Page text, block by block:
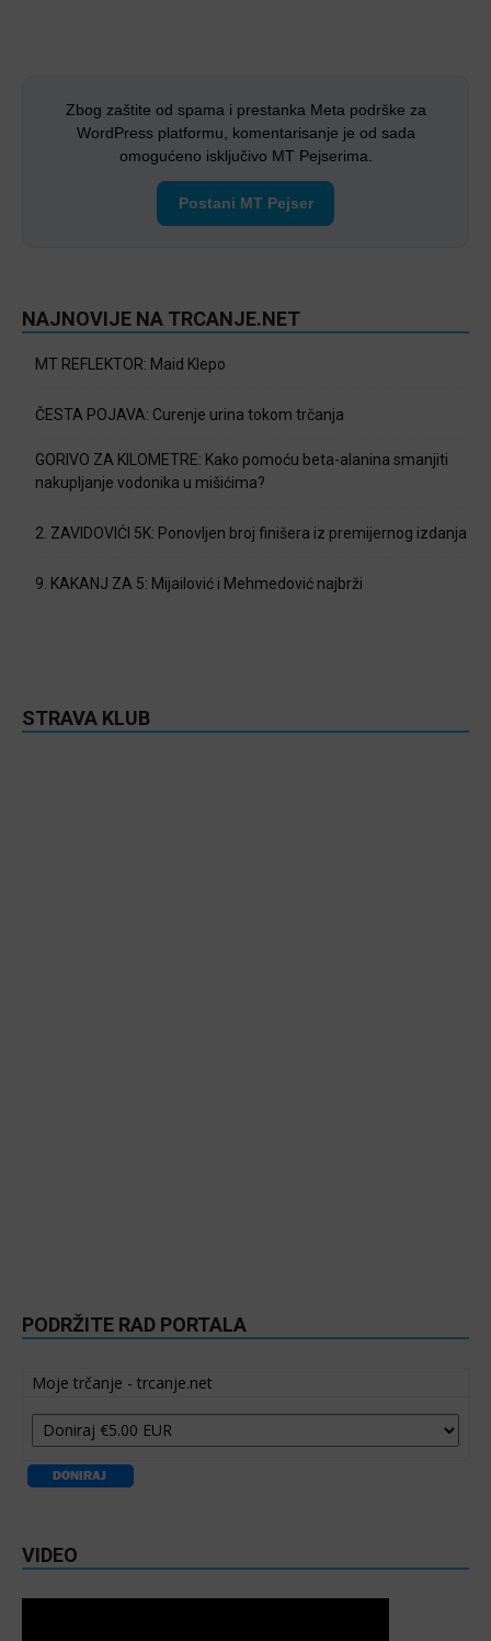
Zbog zaštite od spama i prestanka Meta podrške za
WordPress platformu, komentarisanje je od sada
omogućeno isključivo MT Pejserima.
Postani MT Pejser
NAJNOVIJE NA TRCANJE.NET
MT REFLEKTOR: Maid Klepo
ČESTA POJAVA: Curenje urina tokom trčanja
GORIVO ZA KILOMETRE: Kako pomoću beta-alanina smanjiti
nakupljanje vodonika u mišićima?
2. ZAVIDOVIĆI 5K: Ponovljen broj finišera iz premijernog izdanja
9. KAKANJ ZA 5: Mijailović i Mehmedović najbrži
STRAVA KLUB
PODRŽITE RAD PORTALA
Moje trčanje - trcanje.net
VIDEO